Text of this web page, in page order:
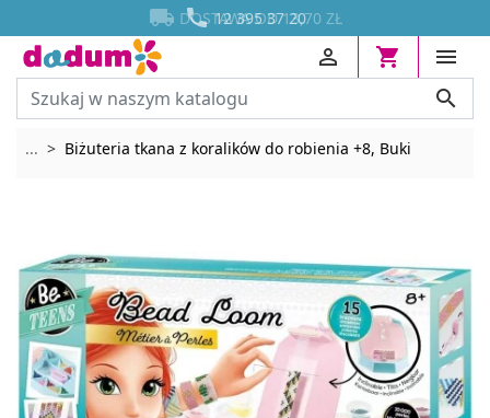
 12 395 37 20
 DOSTAWA OD 13,70 ZŁ






... Rozwiń breadcrumbs
Biżuteria tkana z koralików do robienia +8, Buki